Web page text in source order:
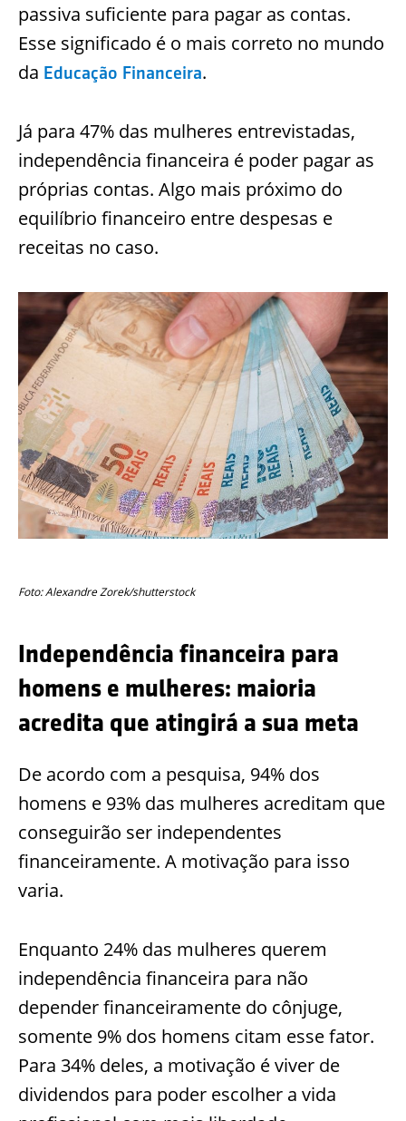
passiva suficiente para pagar as contas.
Esse significado é o mais correto no mundo
da Educação Financeira.
Já para 47% das mulheres entrevistadas,
independência financeira é poder pagar as
próprias contas. Algo mais próximo do
equilíbrio financeiro entre despesas e
receitas no caso.
Foto: Alexandre Zorek/shutterstock
Independência financeira para
homens e mulheres: maioria
acredita que atingirá a sua meta
De acordo com a pesquisa, 94% dos
homens e 93% das mulheres acreditam que
conseguirão ser independentes
financeiramente. A motivação para isso
varia.
Enquanto 24% das mulheres querem
independência financeira para não
depender financeiramente do cônjuge,
somente 9% dos homens citam esse fator.
Para 34% deles, a motivação é viver de
dividendos para poder escolher a vida